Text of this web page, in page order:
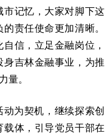
市记忆，大家对脚下这
责任使命更加清晰。
信，立足金融岗位，
吉林金融事业，为推
量。
为契机，继续探索创
体，引导党员干部在